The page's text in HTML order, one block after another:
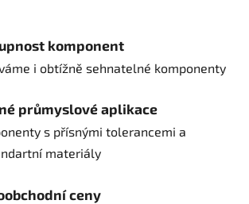
komponent
i obtížně sehnatelné komponenty
průmyslové aplikace
s přísnými tolerancemi a
materiály
ceny